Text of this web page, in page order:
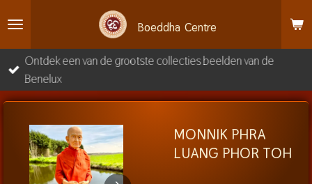
direct
naar
de
hoofdinhoud
Boeddha Centre
Ontdek een van de grootste collecties beelden van de
Benelux
MONNIK PHRA
LUANG PHOR TOH